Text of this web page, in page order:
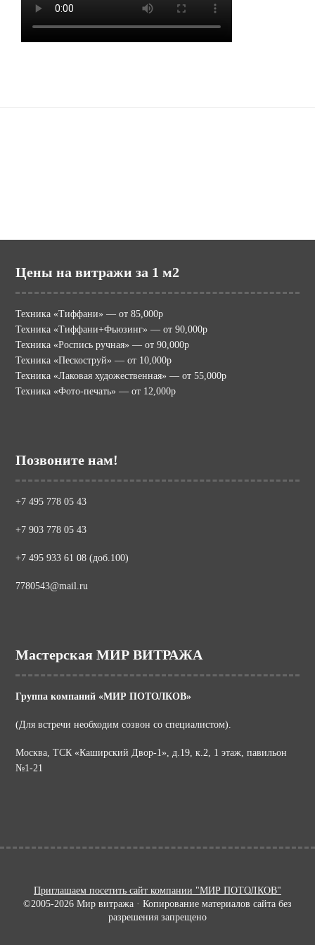
Цены на витражи за 1 м2
Техника «Тиффани» — от 85,000р
Техника «Тиффани+Фьюзинг» — от 90,000р
Техника «Роспись ручная» — от 90,000р
Техника «Пескоструй» — от 10,000р
Техника «Лаковая художественная» — от 55,000р
Техника «Фото-печать» — от 12,000р
Позвоните нам!
+7 495 778 05 43
+7 903 778 05 43
+7 495 933 61 08 (доб.100)
7780543@mail.ru
Мастерская МИР ВИТРАЖА
Группа компаний «МИР ПОТОЛКОВ»
(Для встречи необходим созвон со специалистом).
Москва, ТСК «Каширский Двор-1», д.19, к.2, 1 этаж, павильон
№1-21
Приглашаем посетить сайт компании "МИР ПОТОЛКОВ"
©2005-2026 Мир витража · Копирование материалов сайта без
разрешения запрещено